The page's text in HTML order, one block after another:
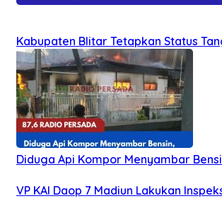
Kabupaten Blitar Tetapkan Status
Diduga Api Kompor Menyambar
VP KAI Daop 7 Madiun Lakukan